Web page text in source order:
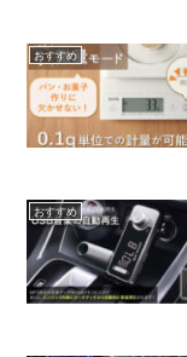
おすすめ
おすすめ